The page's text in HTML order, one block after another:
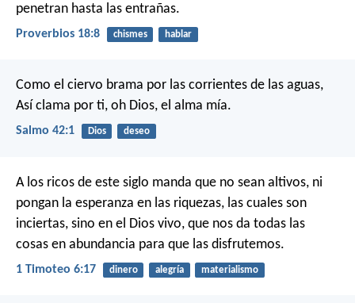
penetran hasta las entrañas.
Proverbios 18:8 chismes hablar
Como el ciervo brama por las corrientes de las aguas,
Así clama por ti, oh Dios, el alma mía.
Salmo 42:1 Dios deseo
A los ricos de este siglo manda que no sean altivos, ni
pongan la esperanza en las riquezas, las cuales son
inciertas, sino en el Dios vivo, que nos da todas las
cosas en abundancia para que las disfrutemos.
1 Timoteo 6:17 dinero alegría materialismo